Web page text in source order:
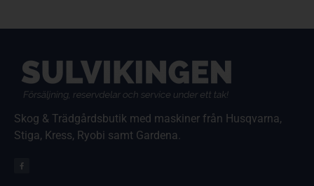
Skog & Trädgårdsbutik med maskiner från Husqvarna,
Stiga, Kress, Ryobi samt Gardena.